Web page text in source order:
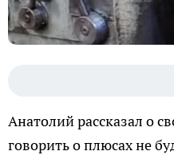
Анатолий рассказал о
говорить о плюсах не